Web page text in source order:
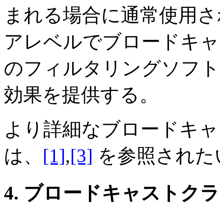
まれる場合に通常使用
アレベルでブロードキ
のフィルタリングソフ
効果を提供する。
より詳細なブロードキ
は、 [1],[3] を参照された
4. ブロードキャストク